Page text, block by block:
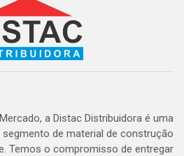
a Distac Distribuidora é uma
de material de construção
Temos o compromisso de entregar